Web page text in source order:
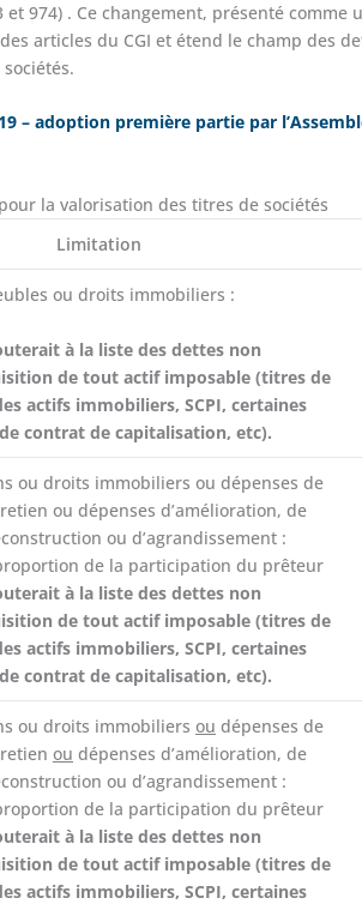
et 974) . Ce changement, présenté comme
articles du CGI et étend le champ des
– adoption première partie par
la valorisation des titres de sociétés
Limitation
ou droits immobiliers :
à la liste des dettes non
de tout actif imposable (titres de
actifs immobiliers, SCPI, certaines
contrat de capitalisation, etc).
ou droits immobiliers ou dépenses de
ou dépenses d’amélioration, de
ou d’agrandissement :
de la participation du prêteur
à la liste des dettes non
de tout actif imposable (titres de
actifs immobiliers, SCPI, certaines
contrat de capitalisation, etc).
ou droits immobiliers ou dépenses de
ou dépenses d’amélioration, de
ou d’agrandissement :
de la participation du prêteur
à la liste des dettes non
de tout actif imposable (titres de
actifs immobiliers, SCPI, certaines